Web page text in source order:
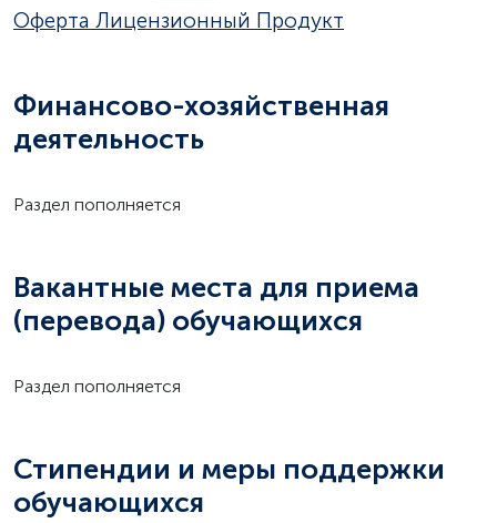
Оферта Лицензионный Продукт
Финансово-хозяйственная
деятельность
Раздел пополняется
Вакантные места для приема
(перевода) обучающихся
Раздел пополняется
Стипендии и меры поддержки
обучающихся